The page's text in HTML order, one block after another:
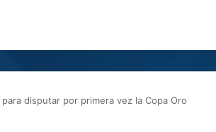
disputar por primera vez la Copa Oro